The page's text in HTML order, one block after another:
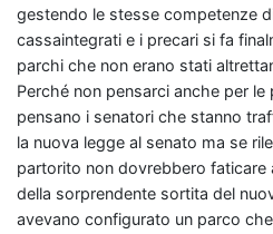
gestendo le stesse competenze
cassaintegrati e i precari si fa
parchi che non erano stati
Perché non pensarci anche per
pensano i senatori che stanno
la nuova legge al senato ma se
partorito non dovrebbero
della sorprendente sortita del
avevano configurato un parco